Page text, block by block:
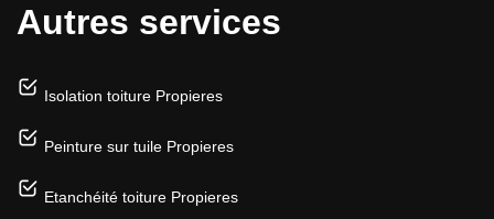
Autres services
Isolation toiture Propieres
Peinture sur tuile Propieres
Etanchéité toiture Propieres